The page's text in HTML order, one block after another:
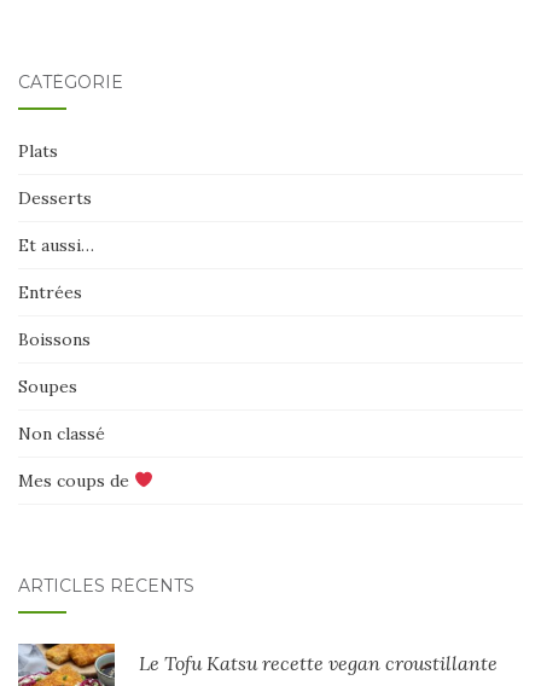
CATÉGORIE
Plats
Desserts
Et aussi…
Entrées
Boissons
Soupes
Non classé
Mes coups de
ARTICLES RÉCENTS
Le Tofu Katsu recette vegan croustillante